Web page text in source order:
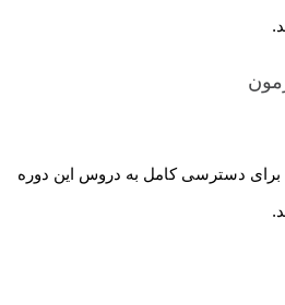
دسترسی کامل به دروس این دوره